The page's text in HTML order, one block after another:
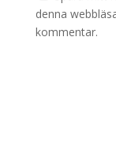
denna
kommentar.